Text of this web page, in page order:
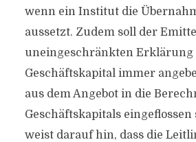
wenn ein Institut die
aussetzt. Zudem soll der
uneingeschränkten Erklärung
Geschäftskapital immer
aus dem Angebot in die
Geschäftskapitals eingeflossen
weist darauf hin, dass die